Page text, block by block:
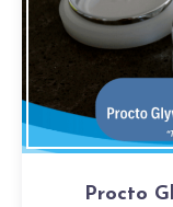
Procto